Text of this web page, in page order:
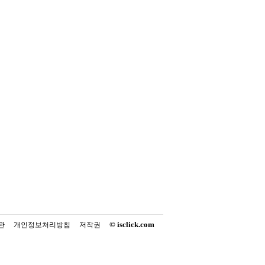
© isclick.com
저작권
개인정보처리방침